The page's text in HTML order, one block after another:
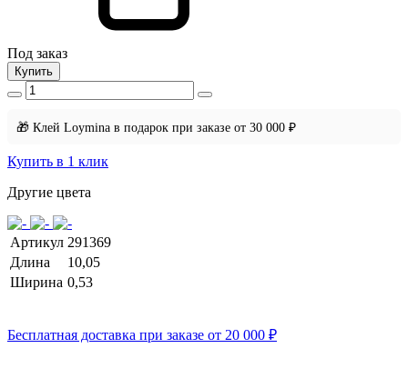
Под заказ
Купить
🎁 Клей Loymina в подарок при заказе от 30 000 ₽
Купить в 1 клик
Другие цвета
Артикул 291369
Длина
10,05
Ширина 0,53
Бесплатная доставка при заказе от 20 000 ₽